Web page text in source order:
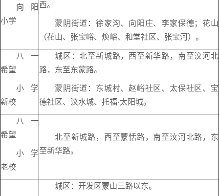
向阳
小学
西。
蒙阴街道：徐家沟、向阳庄、李家保德；花山
（花山、张宝峪、焕峪、和堂社区、张宝河）。
八一
希望
小学
新校
城区：北至新城路，西至新华路，南至汶河北
路，东至东蒙路。
蒙阴街道：东城村、赵峪社区、太保社区、宝
德社区、汶水城、托福·太阳城。
八一
希望
小学
老校
北至新城路，西至蒙恬路，南至汶河北路，东
至新华路。
城区：开发区蒙山三路以东。